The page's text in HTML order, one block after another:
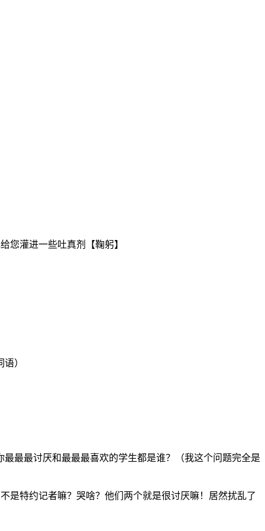
灌进一些吐真剂【鞠躬】
）
最最讨厌和最最最喜欢的学生都是谁？（我这个问题完全是
是特约记者嘛？哭啥？他们两个就是很讨厌嘛！居然扰乱了